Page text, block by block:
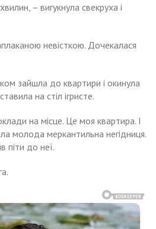
– вигукнула свекруха і
невісткою. Дочекалася
зайшла до квартири і окинула
на стіл ігристе.
на місце. Це моя квартира. І
молода меркантильна негідниця.
піти до неї.